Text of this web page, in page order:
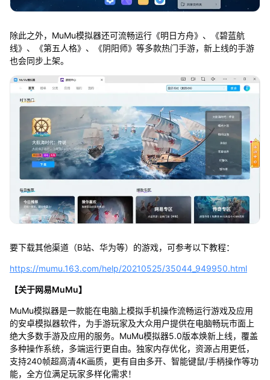
除此之外，MuMu模拟器还可流畅运行《明日方舟》、《碧蓝航
线》、《第五人格》、《阴阳师》等多款热门手游，新上线的手游
也会同步上架。
要下载其他渠道（B站、华为等）的游戏，可参考以下教程：
https://mumu.163.com/help/20210525/35044_949950.html
【关于网易MuMu】
MuMu模拟器是一款能在电脑上模拟手机操作流畅运行游戏及应用
的安卓模拟器软件，为手游玩家及大众用户提供在电脑畅玩市面上
绝大多数手游及应用的服务。MuMu模拟器5.0版本焕新上线，覆盖
多种操作系统，多端运行更自由。独家内存优化，资源占用更低，
支持240帧超高清4K画质，更有自由多开、智能键鼠/手柄操作等功
能，全方位满足玩家多样化需求！